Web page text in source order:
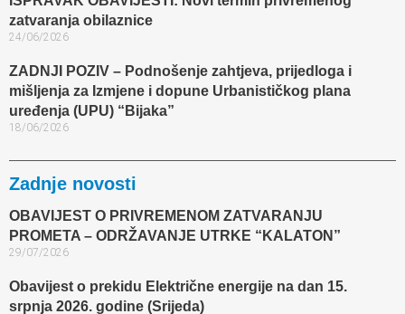
zatvaranja obilaznice​
24/06/2026
ZADNJI POZIV – Podnošenje zahtjeva, prijedloga i
mišljenja za Izmjene i dopune Urbanističkog plana
uređenja (UPU) “Bijaka”
18/06/2026
Zadnje novosti
OBAVIJEST O PRIVREMENOM ZATVARANJU
PROMETA – ODRŽAVANJE UTRKE “KALATON”
29/07/2026
Obavijest o prekidu Električne energije na dan 15.
srpnja 2026. godine (Srijeda)